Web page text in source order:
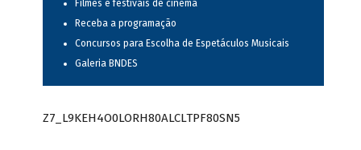
Filmes e festivais de cinema
Receba a programação
Concursos para Escolha de Espetáculos Musicais
Galeria BNDES
Z7_L9KEH4O0LORH80ALCLTPF80SN5